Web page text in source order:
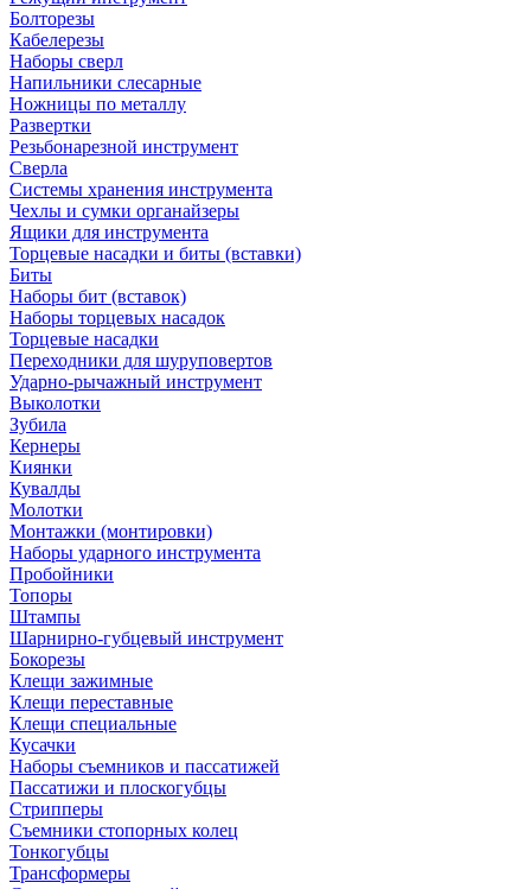
Болторезы
Кабелерезы
Наборы сверл
Напильники слесарные
Ножницы по металлу
Развертки
Резьбонарезной инструмент
Сверла
Системы хранения инструмента
Чехлы и сумки органайзеры
Ящики для инструмента
Торцевые насадки и биты (вставки)
Биты
Наборы бит (вставок)
Наборы торцевых насадок
Торцевые насадки
Переходники для шуруповертов
Ударно-рычажный инструмент
Выколотки
Зубила
Кернеры
Киянки
Кувалды
Молотки
Монтажки (монтировки)
Наборы ударного инструмента
Пробойники
Топоры
Штампы
Шарнирно-губцевый инструмент
Бокорезы
Клещи зажимные
Клещи переставные
Клещи специальные
Кусачки
Наборы съемников и пассатижей
Пассатижи и плоскогубцы
Стрипперы
Съемники стопорных колец
Тонкогубцы
Трансформеры